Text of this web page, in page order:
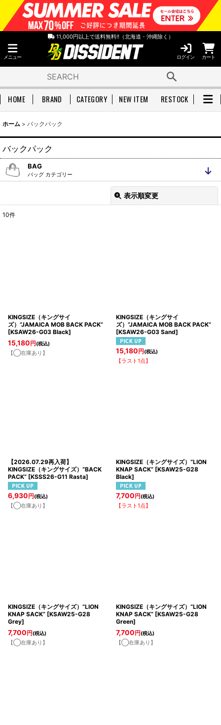
11,000円以上で送料無料!!（北海道・沖縄除く）
メニュー ログイン カート
HOME BRAND CATEGORY NEW ITEM RESTOCK
ホーム > バックパック
バックパック
BAG
バッグ カテゴリー
バックパック
表示順変更
10件
KINGSIZE（キングサイ
ズ）“JAMAICA MOB BACK PACK”
[KSAW26-G03 Black]
15,180円(税込)
【◯在庫あり】
KINGSIZE（キングサイ
ズ）“JAMAICA MOB BACK PACK”
[KSAW26-G03 Sand]
15,180円(税込)
【ラスト1点】
【2026.07.29再入荷】
KINGSIZE（キングサイズ）“BACK
PACK” [KSSS26-G11 Rasta]
6,930円(税込)
【◯在庫あり】
KINGSIZE（キングサイズ）“LION
KNAP SACK” [KSAW25-G28
Black]
7,700円(税込)
【ラスト1点】
KINGSIZE（キングサイズ）“LION
KNAP SACK” [KSAW25-G28
Grey]
7,700円(税込)
【◯在庫あり】
KINGSIZE（キングサイズ）“LION
KNAP SACK” [KSAW25-G28
Green]
7,700円(税込)
【◯在庫あり】